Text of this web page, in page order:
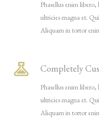
Phasellus enim
ultricies magna et.
Aliquam in tortor
Completely
Phasellus enim
ultricies magna et.
Aliquam in tortor